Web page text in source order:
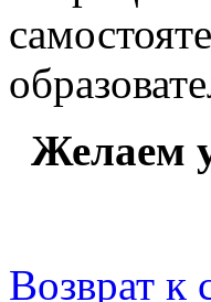
Желаем
Возврат к